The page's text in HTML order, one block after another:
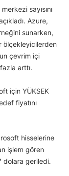
sayısını
Azure,
sunarken,
ölçekleyicilerden
çevrim içi
arttı.
için YÜKSEK
fiyatını
hisselerine
işlem gören
dolara geriledi.